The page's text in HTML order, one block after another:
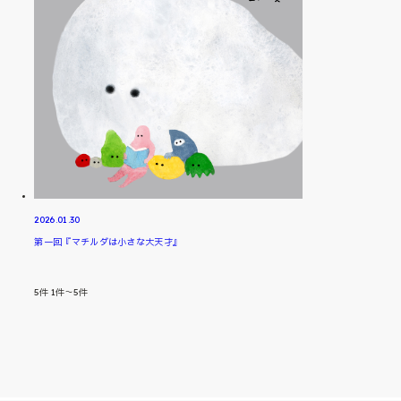
2026.01.30
第一回『マチルダは小さな大天才』
5件 1件～5件